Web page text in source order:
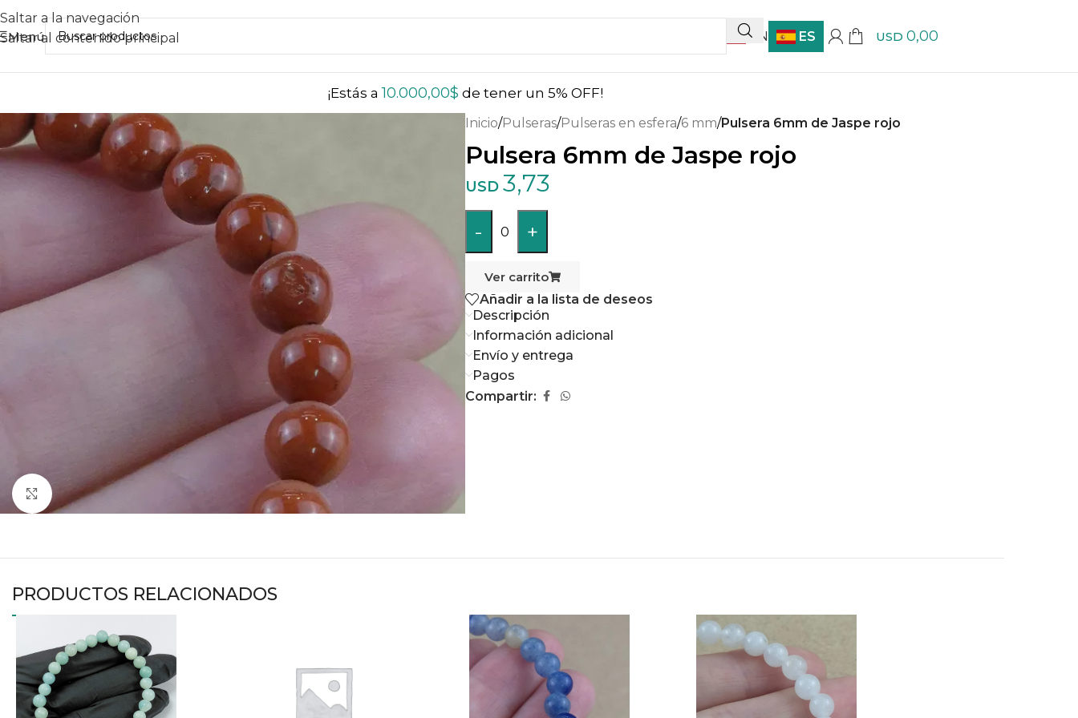
Saltar a la navegación
Saltar al contenido principal
Menú EN ES USD 0,00
¡Estás a10.000,00$ de tener un 5% OFF!
Haga clic para ampliar
Inicio/Pulseras/Pulseras en esfera/6 mm/Pulsera 6mm de Jaspe rojo
Pulsera 6mm de Jaspe rojo
USD 3,73
- 0 +
Ver carrito
Añadir a la lista de deseos
Descripción
Información adicional
Envío y entrega
Pagos
Compartir:
PRODUCTOS RELACIONADOS